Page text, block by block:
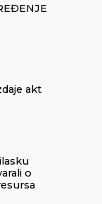
akt
o